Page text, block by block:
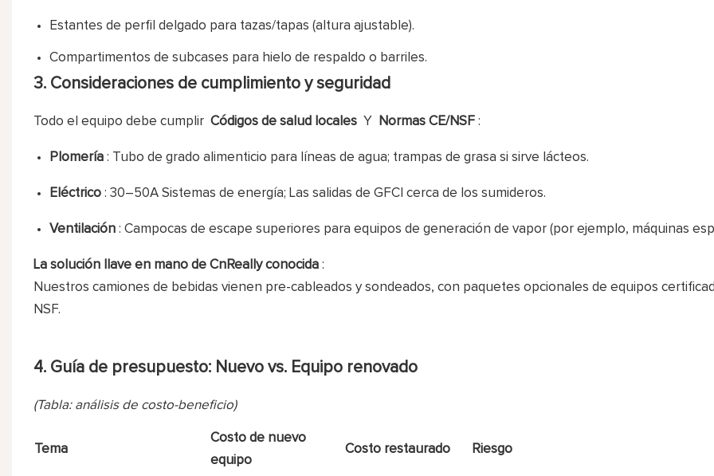
Estantes de perfil delgado para tazas/tapas (altura ajustable).
Compartimentos de subcases para hielo de respaldo o barriles.
3. Consideraciones de cumplimiento y seguridad
Todo el equipo debe cumplir Códigos de salud locales Y Normas CE/NSF :
Plomería: Tubo de grado alimenticio para líneas de agua; trampas de grasa si sirve lácteos.
Eléctrico: 30–50A Sistemas de energía; Las salidas de GFCI cerca de los sumideros.
Ventilación: Campocas de escape superiores para equipos de generación de vapor (por ejemplo, máquinas
La solución llave en mano de CnReally conocida :
Nuestros camiones de bebidas vienen pre-cableados y sondeados, con paquetes opcionales de equipos
NSF.
4. Guía de presupuesto: Nuevo vs. Equipo renovado
(Tabla: análisis de costo-beneficio)
Tema
Costo de nuevo
equipo
Costo restaurado Riesgo